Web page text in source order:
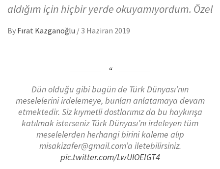
aldığım için hiçbir yerde okuyamıyordum. Özel
By Fırat Kazganoğlu / 3 Haziran 2019
Dün olduğu gibi bugün de Türk Dünyası’nın
meselelerini irdelemeye, bunları anlatamaya devam
etmektedir. Siz kıymetli dostlarımız da bu haykırışa
katılmak isterseniz Türk Dünyası’nı irdeleyen tüm
meselelerden herhangi birini kaleme alıp
misakizafer@gmail.com’a iletebilirsiniz.
pic.twitter.com/LwUlOEIGT4